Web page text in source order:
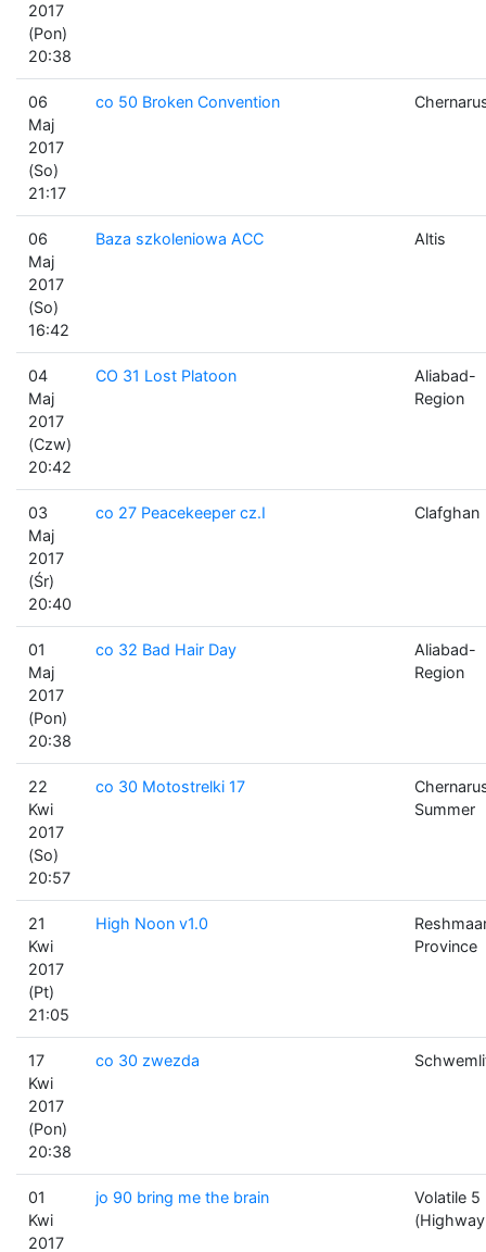
2017
(Pon)
20:38
06
Maj
2017
(So)
21:17
co 50 Broken Convention
06
Maj
2017
(So)
16:42
Baza szkoleniowa ACC Altis
04
Maj
2017
(Czw)
20:42
CO 31 Lost Platoon
Aliabad-
Region
03
Maj
2017
(Śr)
20:40
co 27 Peacekeeper cz.I Clafghan
01
Maj
2017
(Pon)
20:38
co 32 Bad Hair Day
Aliabad-
Region
22
Kwi
2017
(So)
20:57
co 30 Motostrelki 17
Summer
21
Kwi
2017
(Pt)
21:05
High Noon v1.0
Province
17
Kwi
2017
(Pon)
20:38
co 30 zwezda
01
Kwi
2017
jo 90 bring me the brain
Volatile 5